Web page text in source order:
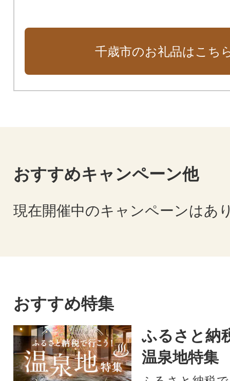
千歳市のお礼品はこち
おすすめキャンペーン他
現在開催中のキャンペーンはあ
おすすめ特集
ふるさと納
温泉地特集